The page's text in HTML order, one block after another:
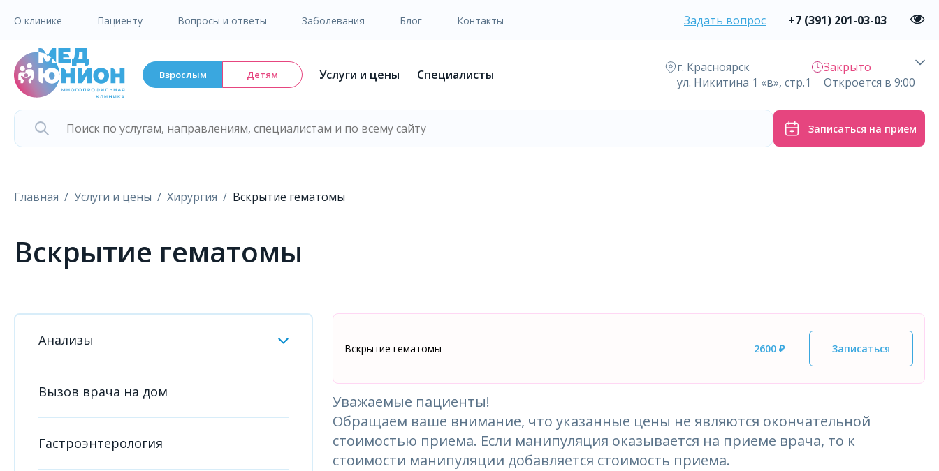
О клинике Пациенту Вопросы и ответы Заболевания Блог Контакты Задать вопрос +7 (391) 201-03-03
Взрослым Детям Услуги и цены Специалисты
г. Красноярск
ул. Никитина 1 «в», стр.1
Закрыто
Откроется в 9:00
Записаться на прием
Главная Услуги и цены Хирургия Вскрытие гематомы
Вскрытие гематомы
Анализы
Вызов врача на дом
Гастроэнтерология
Вскрытие гематомы 2600 ₽ Записаться
Уважаемые пациенты!
Обращаем ваше внимание, что указанные цены не являются окончательной
стоимостью приема. Если манипуляция оказывается на приеме врача, то к
стоимости манипуляции добавляется стоимость приема.